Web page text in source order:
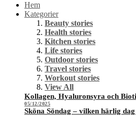
Hem
Kategorier
Beauty stories
Health stories
Kitchen stories
Life stories
Outdoor stories
Travel stories
Workout stories
View All
Kollagen, Hyaluronsyra och
05/12/2025
Sköna Söndag – vilken härlig